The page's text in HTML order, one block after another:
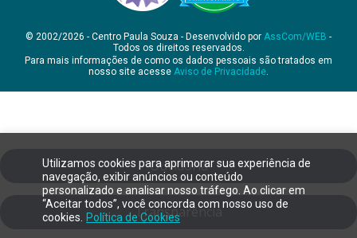
Utilizamos cookies para aprimorar sua experiência de
navegação, exibir anúncios ou conteúdo
personalizado e analisar nosso tráfego. Ao clicar em
“Aceitar todos”, você concorda com nosso uso de
cookies.
Política de Cookies
© 2002/2026 - Centro Paula Souza - Desenvolvido por AssCom/WEB -
Todos os direitos reservados.
Para mais informações de como os dados pessoais são tratados em
nosso site acesse Aviso de Privacidade.
Ouvidoria
Transparência